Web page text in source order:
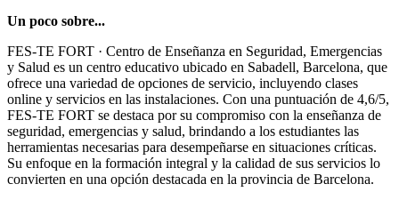
Un poco sobre...
FES-TE FORT · Centro de Enseñanza en Seguridad, Emergencias
y Salud es un centro educativo ubicado en Sabadell, Barcelona, que
ofrece una variedad de opciones de servicio, incluyendo clases
online y servicios en las instalaciones. Con una puntuación de 4,6/5,
FES-TE FORT se destaca por su compromiso con la enseñanza de
seguridad, emergencias y salud, brindando a los estudiantes las
herramientas necesarias para desempeñarse en situaciones críticas.
Su enfoque en la formación integral y la calidad de sus servicios lo
convierten en una opción destacada en la provincia de Barcelona.